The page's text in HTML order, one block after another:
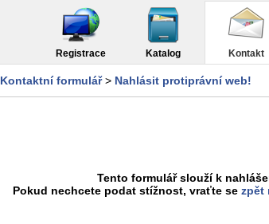
Registrace Katalog Kontakt
Kontaktní formulář> Nahlásit protiprávní web!
Tento formulář slouží k
Pokud nechcete podat stížnost, vraťte se zpět